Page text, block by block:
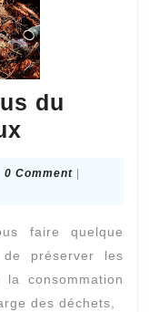
du
tous
recyclage
des
métaux
0 Comment
faire quelque
préserver les
consommation
des déchets,